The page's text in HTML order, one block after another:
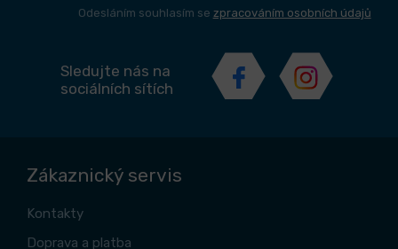
Odesláním souhlasím se zpracováním osobních údajů
Sledujte nás na
sociálních sítích
Zákaznický servis
Kontakty
Doprava a platba